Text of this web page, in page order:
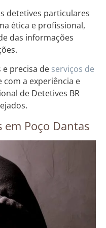
detetives particulares
ética e profissional,
das informações
e precisa de serviços de
a experiência e
de Detetives BR
Poço Dantas